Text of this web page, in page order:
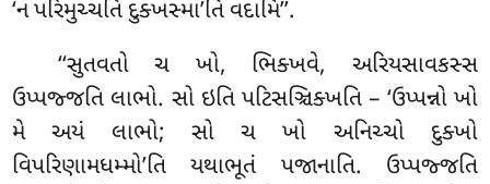
‘ન પરિમુચ્ચતિ દુક્ખસ્મા’તિ વદામિ’’.
‘‘સુતવતો ચ ખો, ભિક્ખવે, અરિયસાવકસ્સ
ઉપ્પજ્જતિ લાભો. સો ઇતિ પટિસઞ્ચિક્ખતિ – ‘ઉપ્પન્નો ખો
મે અયં લાભો; સો ચ ખો અનિચ્ચો દુક્ખો
વિપરિણામધમ્મો’તિ યથાભૂતં પજાનાતિ. ઉપ્પજ્જતિ